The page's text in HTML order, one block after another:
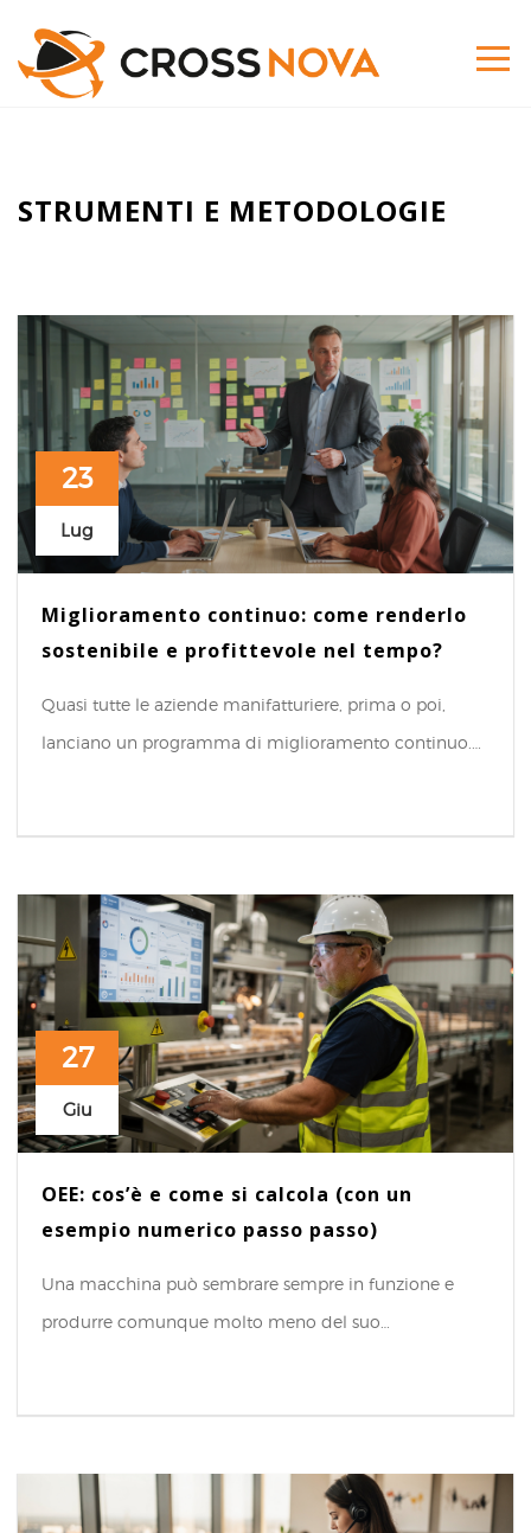
STRUMENTI E METODOLOGIE
23
Lug
Miglioramento continuo: come renderlo
sostenibile e profittevole nel tempo?
Quasi tutte le aziende manifatturiere, prima o poi,
lanciano un programma di miglioramento continuo.…
27
Giu
OEE: cos’è e come si calcola (con un
esempio numerico passo passo)
Una macchina può sembrare sempre in funzione e
produrre comunque molto meno del suo…